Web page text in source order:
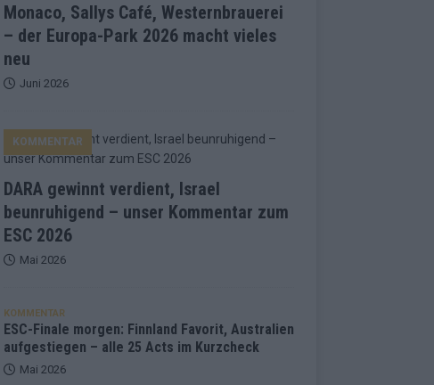
Monaco, Sallys Café, Westernbrauerei
– der Europa-Park 2026 macht vieles
neu
Juni 2026
DARA gewinnt verdient, Israel
beunruhigend – unser Kommentar zum
ESC 2026
KOMMENTAR
Mai 2026
KOMMENTAR
ESC-Finale morgen: Finnland Favorit, Australien
aufgestiegen – alle 25 Acts im Kurzcheck
Mai 2026